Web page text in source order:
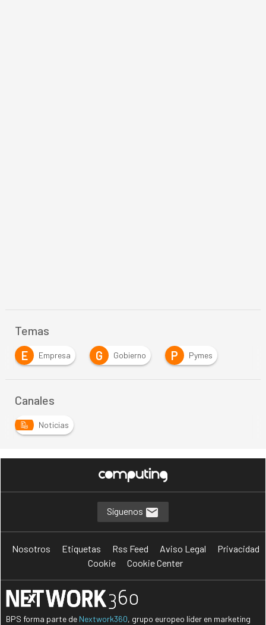
Temas
E
Empresa G Gobierno P Pymes
Canales
Noticias
Síguenos
Nosotros Etiquetas Rss Feed Aviso Legal
Privacidad
Cookie
Cookie Center
BPS forma parte de Nextwork360, grupo europeo líder en marketing